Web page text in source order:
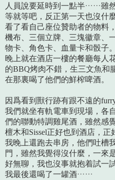
人員說要延時到一點半……雖
等就等吧，反正第一天也沒什
看了看自己座位贊助者的物料
機布、三個立牌、三塊徽章、
物卡、角色卡、血量卡和骰子
晚上就在酒店一樓的餐廳每人
的BBQ烤肉不錯，生三文魚和
在那裏喝了他們的鮮榨啤酒。
因爲看到獸行跡有跟不遠的
我們就坐有軌電車到現場，各
們的聯動特調雞尾酒，雖然感
檀木和Sissel正好也到酒店，
我晚上還跑去串房，他們吐槽
門，雖然我覺得沒什麼，一來
好無聊，我也沒事就抱着試一
我最後還喝了一罐酒……